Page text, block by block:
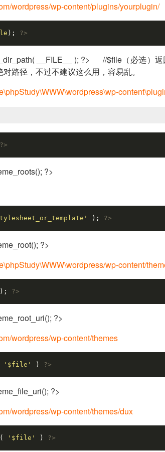
wordpress/wp-content/plugins/yourplugin/
); ?>
__FILE__ ); ?>//$file（必选）
路径，不过不建议这么用，容易乱。
?>
?>
); ?>
?>
wp-content/
?>
?>
wordpress/wp-content/themes
'$file' ) ?>
?>
wordpress/wp-content/themes/dux
'$file' ) ?>